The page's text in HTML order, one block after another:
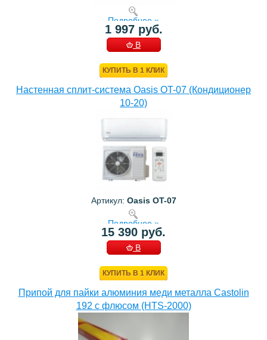
Подробнее »
1 997 руб.
В
КУПИТЬ В 1 КЛИК
Настенная сплит-система Oasis OT-07 (Кондиционер
10-20)
Артикул: Oasis OT-07
Подробнее »
15 390 руб.
В
КУПИТЬ В 1 КЛИК
Припой для пайки алюминия меди металла Castolin
192 с флюсом (HTS-2000)